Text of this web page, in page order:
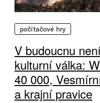
počítačové hry
V budoucnu
kulturní válka:
40 000,
a krajní pravice